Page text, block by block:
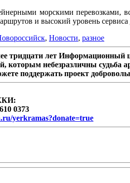
морскими перевозками,
и высокий уровень
, Новости, разное
тридцати лет Информационный
которым небезразличны
поддержать проект
0373
yerkramas?donate=true